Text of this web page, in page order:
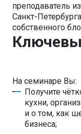
преподаватель
Санкт-
собственного
На семинаре Вы:
Получите
кухни,
и о том, как
бизнеса;